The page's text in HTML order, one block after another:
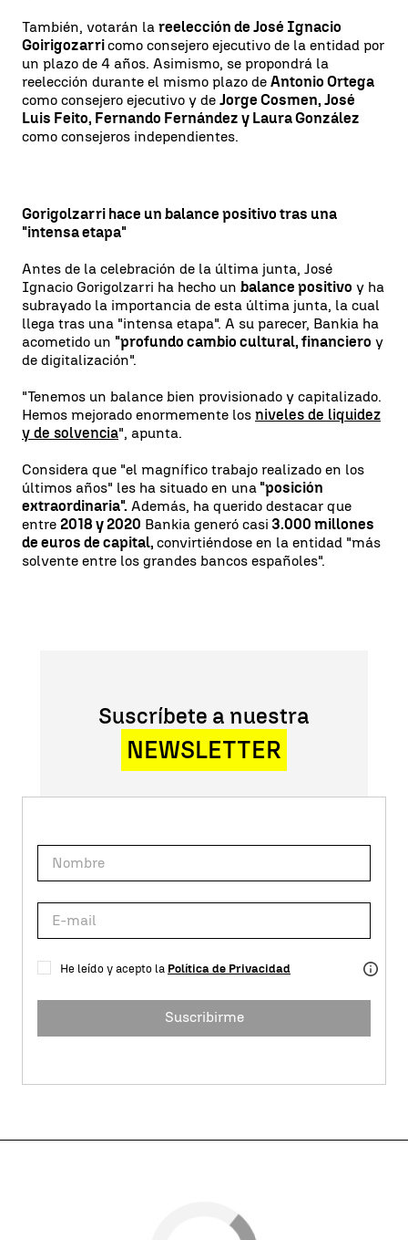
También, votarán la reelección de José Ignacio
Goirigozarricomo consejero ejecutivo de la entidad por
un plazo de 4 años. Asimismo, se propondrá la
reelección durante el mismo plazo de Antonio Ortega
como consejero ejecutivo y de Jorge Cosmen, José
Luis Feito, Fernando Fernández y Laura González
como consejeros independientes.
Gorigolzarri hace un balance positivo tras una
"intensa etapa"
Antes de la celebración de la última junta, José
Ignacio Gorigolzarri ha hecho un balance positivo y ha
subrayado la importancia de esta última junta, la cual
llega tras una "intensa etapa". A su parecer, Bankia ha
acometido un "profundo cambio cultural, financiero y
de digitalización".
"Tenemos un balance bien provisionado y capitalizado.
Hemos mejorado enormemente los niveles de liquidez
y de solvencia", apunta.
Considera que "el magnífico trabajo realizado en los
últimos años" les ha situado en una "posición
extraordinaria". Además, ha querido destacar que
entre 2018 y 2020 Bankia generó casi 3.000 millones
de euros de capital, convirtiéndose en la entidad "más
solvente entre los grandes bancos españoles".
Suscríbete a nuestra
NEWSLETTER
He leído y acepto la Política de Privacidad
Suscribirme